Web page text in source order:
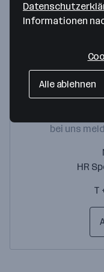
Ansprechperson
bei uns
HR
T
Informationen
Alle ablehnen